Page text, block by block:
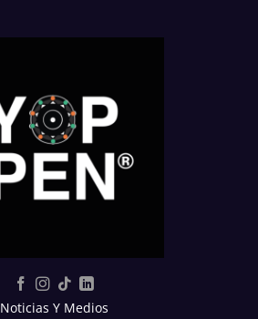
Noticias Y Medios